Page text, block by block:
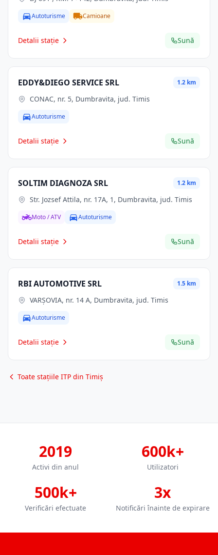
Autoturisme Camioane
Detalii stație Sună
EDDY&DIEGO SERVICE SRL 1.2 km
CONAC, nr. 5, Dumbravita, jud. Timis
Autoturisme
Detalii stație Sună
SOLTIM DIAGNOZA SRL 1.2 km
Str. Jozsef Attila, nr. 17A, 1, Dumbravita, jud. Timis
Moto / ATV Autoturisme
Detalii stație Sună
RBI AUTOMOTIVE SRL 1.5 km
VARȘOVIA, nr. 14 A, Dumbravita, jud. Timis
Autoturisme
Detalii stație Sună
Toate stațiile ITP din Timiș
2019
Activi din anul
600k+
Utilizatori
500k+
Verificări efectuate
3x
Notificări înainte de expirare